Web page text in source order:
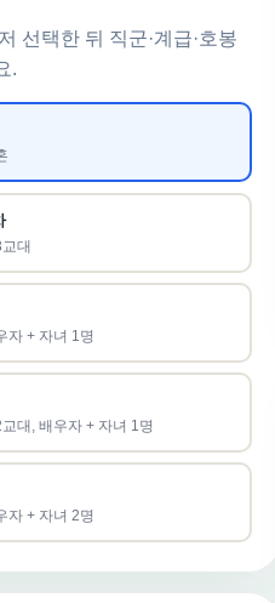
선택한 뒤 직군·계급·호봉
.
대
자 + 자녀 1명
대, 배우자 + 자녀 1명
자 + 자녀 2명